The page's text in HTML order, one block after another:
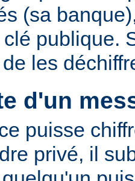
(sa
publique.
les
d'un
puisse
privé, il